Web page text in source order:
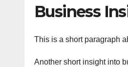
Business
This is a short paragraph
Another short insight into